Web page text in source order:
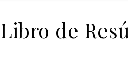
Libro de